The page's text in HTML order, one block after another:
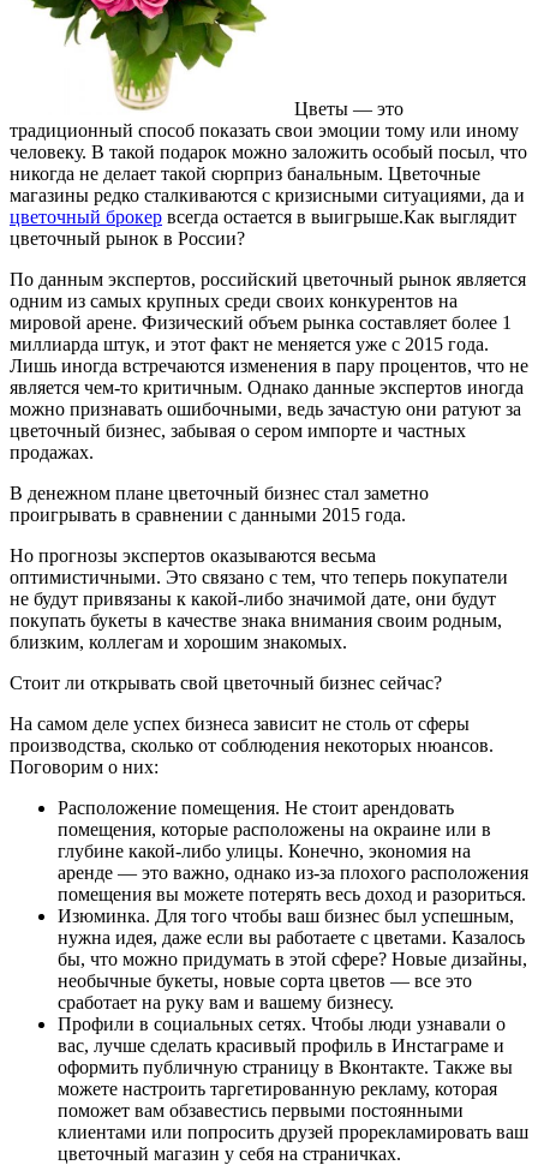
Цветы — это
традиционный способ показать свои эмоции тому или иному
человеку. В такой подарок можно заложить особый посыл, что
никогда не делает такой сюрприз банальным. Цветочные
магазины редко сталкиваются с кризисными ситуациями, да и
цветочный брокер всегда остается в выигрыше.Как выглядит
цветочный рынок в России?
По данным экспертов, российский цветочный рынок является
одним из самых крупных среди своих конкурентов на
мировой арене. Физический объем рынка составляет более 1
миллиарда штук, и этот факт не меняется уже с 2015 года.
Лишь иногда встречаются изменения в пару процентов, что не
является чем-то критичным. Однако данные экспертов иногда
можно признавать ошибочными, ведь зачастую они ратуют за
цветочный бизнес, забывая о сером импорте и частных
продажах.
В денежном плане цветочный бизнес стал заметно
проигрывать в сравнении с данными 2015 года.
Но прогнозы экспертов оказываются весьма
оптимистичными. Это связано с тем, что теперь покупатели
не будут привязаны к какой-либо значимой дате, они будут
покупать букеты в качестве знака внимания своим родным,
близким, коллегам и хорошим знакомых.
Стоит ли открывать свой цветочный бизнес сейчас?
На самом деле успех бизнеса зависит не столь от сферы
производства, сколько от соблюдения некоторых нюансов.
Поговорим о них:
Расположение помещения. Не стоит арендовать
помещения, которые расположены на окраине или в
глубине какой-либо улицы. Конечно, экономия на
аренде — это важно, однако из-за плохого расположения
помещения вы можете потерять весь доход и разориться.
Изюминка. Для того чтобы ваш бизнес был успешным,
нужна идея, даже если вы работаете с цветами. Казалось
бы, что можно придумать в этой сфере? Новые дизайны,
необычные букеты, новые сорта цветов — все это
сработает на руку вам и вашему бизнесу.
Профили в социальных сетях. Чтобы люди узнавали о
вас, лучше сделать красивый профиль в Инстаграме и
оформить публичную страницу в Вконтакте. Также вы
можете настроить таргетированную рекламу, которая
поможет вам обзавестись первыми постоянными
клиентами или попросить друзей прорекламировать ваш
цветочный магазин у себя на страничках.